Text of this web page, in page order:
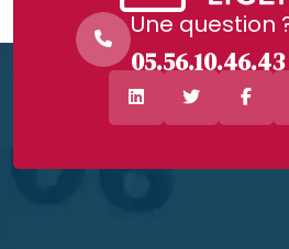
Une question
05.56.10.46.43